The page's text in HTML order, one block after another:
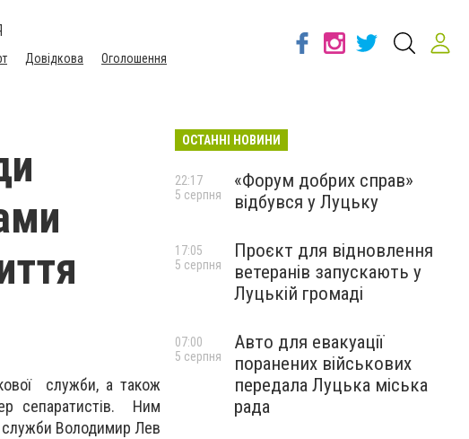
Довідкова Оголошення
служби, а також
сепаратистів. Ним
служби Володимир Лев
ОСТАННІ НОВИНИ
«Форум добрих справ»
відбувся у Луцьку
22:17
5 серпня
Проєкт для відновлення
ветеранів запускають у
Луцькій громаді
17:05
5 серпня
Авто для евакуації
поранених військових
передала Луцька міська
рада
07:00
5 серпня